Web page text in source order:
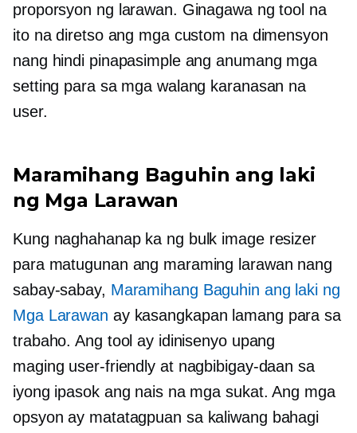
proporsyon ng larawan. Ginagawa ng tool na
ito na diretso ang mga custom na dimensyon
nang hindi pinapasimple ang anumang mga
setting para sa mga walang karanasan na
user.
Maramihang Baguhin ang laki
ng Mga Larawan
Kung naghahanap ka ng bulk image resizer
para matugunan ang maraming larawan nang
sabay-sabay, Maramihang Baguhin ang laki ng
Mga Larawan ay kasangkapan lamang para sa
trabaho. Ang tool ay idinisenyo upang
maging user-friendly at nagbibigay-daan sa
iyong ipasok ang nais na mga sukat. Ang mga
opsyon ay matatagpuan sa kaliwang bahagi